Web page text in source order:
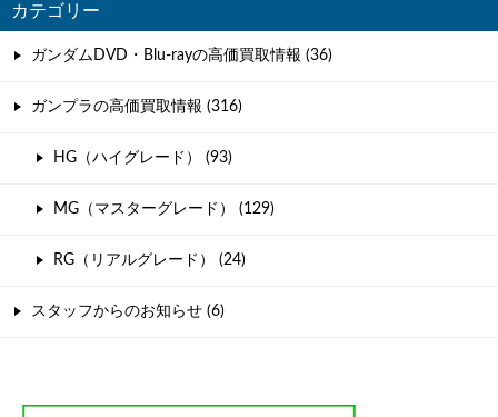
カテゴリー
ガンダムDVD・Blu-rayの高価買取情報 (36)
ガンプラの高価買取情報 (316)
HG（ハイグレード） (93)
MG（マスターグレード） (129)
RG（リアルグレード） (24)
スタッフからのお知らせ (6)